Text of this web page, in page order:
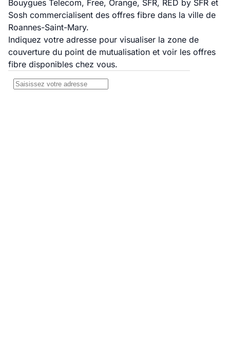
Bouygues Telecom, Free, Orange, SFR, RED by SFR et
Sosh commercialisent des offres fibre dans la ville de
Roannes-Saint-Mary.
Indiquez votre adresse pour visualiser la zone de
couverture du point de mutualisation et voir les offres
fibre disponibles chez vous.